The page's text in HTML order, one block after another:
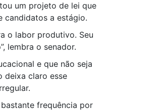
um projeto de lei que
candidatos a estágio.
o labor produtivo. Seu
lembra o senador.
e que não seja
deixa claro esse
frequência por